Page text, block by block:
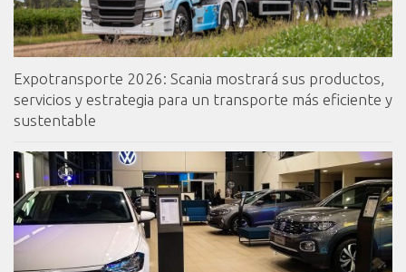
Expotransporte 2026: Scania mostrará sus productos,
servicios y estrategia para un transporte más eficiente y
sustentable